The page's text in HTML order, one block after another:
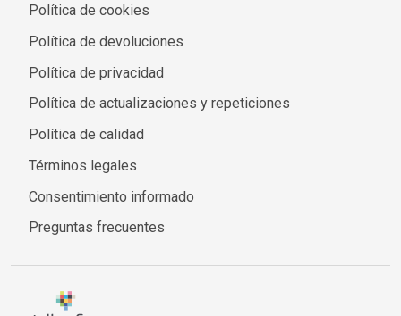
Política de cookies
Política de devoluciones
Política de privacidad
Política de actualizaciones y repeticiones
Política de calidad
Términos legales
Consentimiento informado
Preguntas frecuentes